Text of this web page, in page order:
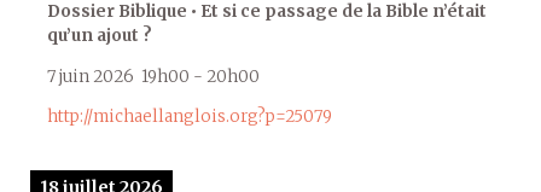
Dossier Biblique • Et si ce passage de la Bible n’était
qu’un ajout ?
7 juin 2026 19h00 - 20h00
http://michaellanglois.org?p=25079
18 juillet 2026